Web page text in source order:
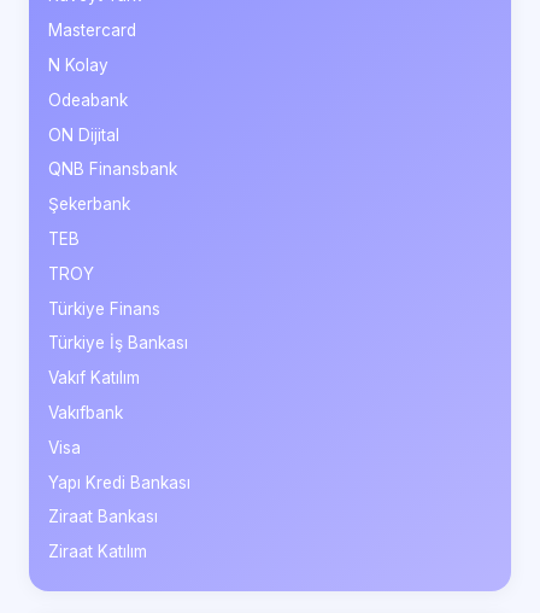
Mastercard
N Kolay
Odeabank
ON Dijital
QNB Finansbank
Şekerbank
TEB
TROY
Türkiye Finans
Türkiye İş Bankası
Vakıf Katılım
Vakıfbank
Visa
Yapı Kredi Bankası
Ziraat Bankası
Ziraat Katılım